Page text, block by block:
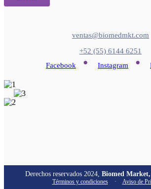
ventas@biomedmkt.com
+52 (55) 6144 6251
Facebook
• Instagram •
Derechos reservados 2024, Biomed
Términos y condiciones · Aviso de